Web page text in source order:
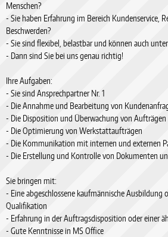
Menschen?
- Sie haben Erfahrung im Bereich Kundenservice,
Beschwerden?
- Sie sind flexibel, belastbar und können auch
- Dann sind Sie bei uns genau richtig!
Ihre Aufgaben:
- Sie sind Ansprechpartner Nr. 1
- Die Annahme und Bearbeitung von
- Die Disposition und Überwachung von Aufträgen
- Die Optimierung von Werkstattaufträgen
- Die Kommunikation mit internen und externen
- Die Erstellung und Kontrolle von Dokumenten
Sie bringen mit:
- Eine abgeschlossene kaufmännische Ausbildung
Qualifikation
- Erfahrung in der Auftragsdisposition oder einer
- Gute Kenntnisse in MS Office